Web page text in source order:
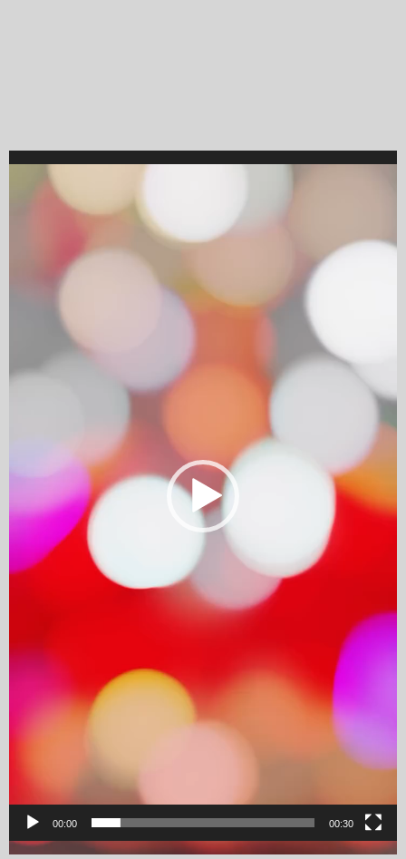
Video
Player
00:00 00:30